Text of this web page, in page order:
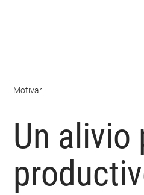
Motivar
Un alivio